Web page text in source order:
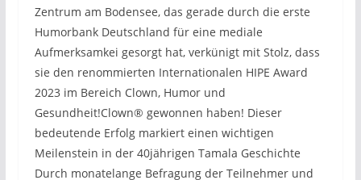
Zentrum am Bodensee, das gerade durch die erste
Humorbank Deutschland für eine mediale
Aufmerksamkei gesorgt hat, verkünigt mit Stolz, dass
sie den renommierten Internationalen HIPE Award
2023 im Bereich Clown, Humor und
Gesundheit!Clown® gewonnen haben! Dieser
bedeutende Erfolg markiert einen wichtigen
Meilenstein in der 40jährigen Tamala Geschichte
Durch monatelange Befragung der Teilnehmer und